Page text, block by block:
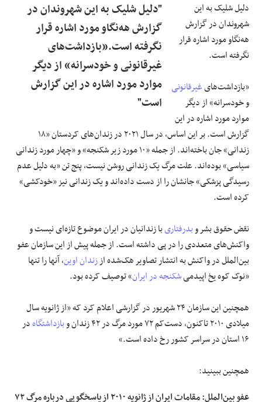
"دلیل شلیک به این شهروندان در
گزارش هه‌نگاو مورد اشاره قرار
نگرفته است.«بازداشت‌های
غیرقانونی و خودسرانه» از دیگر
موارد مورد اشاره در این گزارش
است"
دلیل شلیک به این
شهروندان در گزارش
هه‌نگاو مورد اشاره قرار
نگرفته است.
«بازداشت‌هایغیرقانونی
و خودسرانه» از دیگر
موارد مورد اشاره در این
گزارش است. بر این اساس، در سال ۲۰۲۱ در زندان‌های کردستان «۱۸
زندانی» جان باخته‌اند. از جمله «۱۰ مورد زیر شکنجه» و «چهار مورد زندانی
سیاسی» بوده‌اند. علت مرگ یک زندانی روشن نیست، پنج تن «به دلیل عدم
رسیدگی پزشکی» جانشان را از دست داده‌اند و یک زندانی نیز «خودکشی»
کرده است.
نقض حقوق بشر وبدرفتاریبا زندانیان در ایران موضوع تازه‌ای نیست و
واکنش‌های متعددی را در پی داشته است. از جمله پیش از این سازمان عفو
بین‌الملل در واکنش به انتشار تصاویر هک‌شده اززندان اوین، آنها را تنها
«نوک کوه یخ اپیدمیشکنجه در ایران» توصیف کرده بود.
همچنین این سازمان ۲۴ شهریور در گزارشی اعلام کرد که «از ژانویه سال
میلادی ۲۰۱۰ تاکنون، دست‌کم ۷۲ مورد مرگ در ۴۲ زندان و
بازداشتگاهدر
۱۶ استان در سراسر کشور رخ داده است.»
همچنین ببینید:
عفو بین‌الملل: مقامات ایران از ژانویه ۲۰۱۰ از پاسخگویی درباره مرگ ۷۲